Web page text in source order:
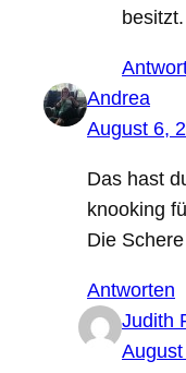
Andrea
August 6,
Das hast
knooking
Die
Antworten
Judith